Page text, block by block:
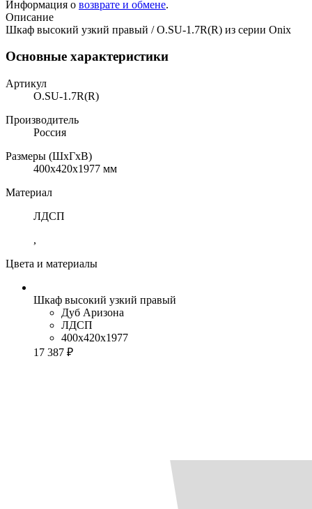
Информация о возврате и обмене.
Описание
Шкаф высокий узкий правый / O.SU-1.7R(R) из серии Onix
Основные характеристики
Артикул
O.SU-1.7R(R)
Производитель
Россия
Размеры (ШхГхВ)
400x420x1977 мм
Материал
ЛДСП
,
Цвета и материалы
Шкаф высокий узкий правый
Дуб Аризона
ЛДСП
400x420x1977
17 387 ₽